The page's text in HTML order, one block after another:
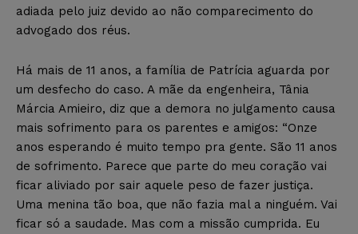
adiada pelo juiz devido ao não comparecimento do
advogado dos réus.
Há mais de 11 anos, a família de Patrícia aguarda por
um desfecho do caso. A mãe da engenheira, Tânia
Márcia Amieiro, diz que a demora no julgamento causa
mais sofrimento para os parentes e amigos: “Onze
anos esperando é muito tempo pra gente. São 11 anos
de sofrimento. Parece que parte do meu coração vai
ficar aliviado por sair aquele peso de fazer justiça.
Uma menina tão boa, que não fazia mal a ninguém. Vai
ficar só a saudade. Mas com a missão cumprida. Eu